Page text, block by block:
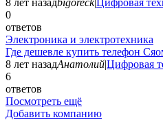
0
ответов
Электроника и электротехника
Где дешевле купить телефон
8 лет назадАнатолий|Цифровая
6
ответов
Посмотреть ещё
Добавить компанию